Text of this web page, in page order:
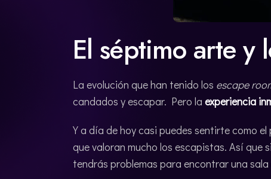
El séptimo arte y
La evolución que han tenido los escape
candados y escapar. Pero la experiencia
Y a día de hoy casi puedes sentirte como
que valoran mucho los escapistas. Así que
tendrás problemas para encontrar una